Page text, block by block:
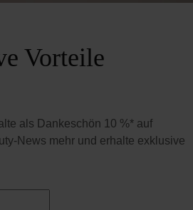
Vorteile
als Dankeschön 10 %* auf
News mehr und erhalte exklusive